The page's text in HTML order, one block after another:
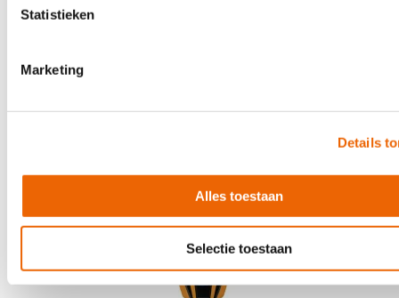
Statistieken
Marketing
Details
Alles toestaan
Selectie toestaan